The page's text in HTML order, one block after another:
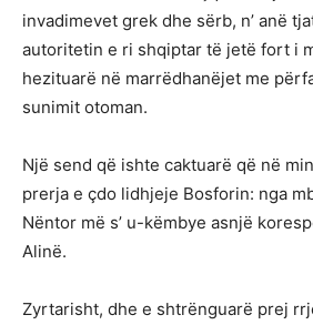
invadimevet grek dhe sërb, n’ anë
autoritetin e ri shqiptar të jetë fort i
hezituarë në marrëdhanëjet me
sunimit otoman.
Një send që ishte caktuarë që në
prerja e çdo lidhjeje Bosforin: nga
Nëntor më s’ u-këmbye asnjë
Alinë.
Zyrtarisht, dhe e shtrënguarë prej